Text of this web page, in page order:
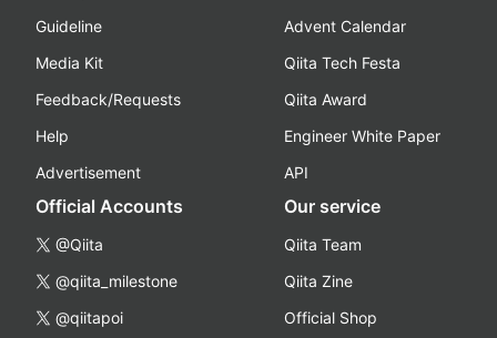
Guideline
Media Kit
Feedback/Requests
Help
Advertisement
Advent Calendar
Qiita Tech Festa
Qiita Award
Engineer White Paper
API
Official Accounts
@Qiita
@qiita_milestone
@qiitapoi
Our service
Qiita Team
Qiita Zine
Official Shop